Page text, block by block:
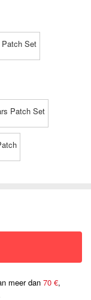
Patch Set
Patch Set
meer dan 70 €,